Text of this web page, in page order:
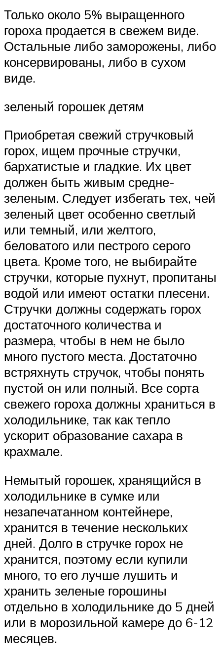
Только около 5% выращенного
гороха продается в свежем виде.
Остальные либо заморожены, либо
консервированы, либо в сухом
виде.
зеленый горошек детям
Приобретая свежий стручковый
горох, ищем прочные стручки,
бархатистые и гладкие. Их цвет
должен быть живым средне-
зеленым. Следует избегать тех, чей
зеленый цвет особенно светлый
или темный, или желтого,
беловатого или пестрого серого
цвета. Кроме того, не выбирайте
стручки, которые пухнут, пропитаны
водой или имеют остатки плесени.
Стручки должны содержать горох
достаточного количества и
размера, чтобы в нем не было
много пустого места. Достаточно
встряхнуть стручок, чтобы понять
пустой он или полный. Все сорта
свежего гороха должны храниться в
холодильнике, так как тепло
ускорит образование сахара в
крахмале.
Немытый горошек, хранящийся в
холодильнике в сумке или
незапечатанном контейнере,
хранится в течение нескольких
дней. Долго в стручке горох не
хранится, поэтому если купили
много, то его лучше лушить и
хранить зеленые горошины
отдельно в холодильнике до 5 дней
или в морозильной камере до 6-12
месяцев.